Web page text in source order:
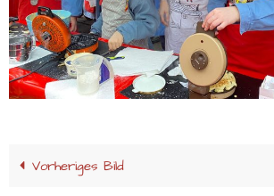
Vorheriges Bild